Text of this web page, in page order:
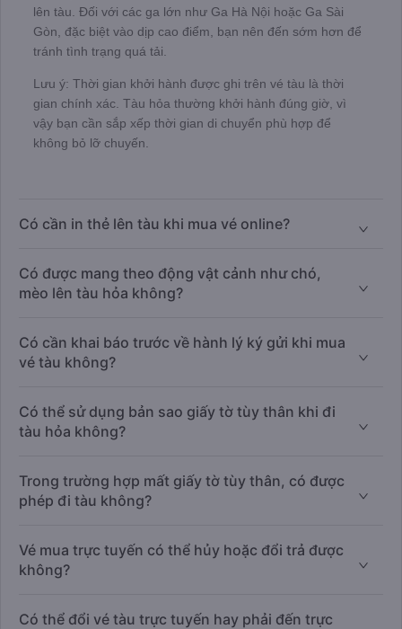
lên tàu. Đối với các ga lớn như Ga Hà Nội hoặc Ga Sài
Gòn, đặc biệt vào dịp cao điểm, bạn nên đến sớm hơn để
tránh tình trạng quá tải.
Lưu ý: Thời gian khởi hành được ghi trên vé tàu là thời
gian chính xác. Tàu hỏa thường khởi hành đúng giờ, vì
vậy bạn cần sắp xếp thời gian di chuyển phù hợp để
không bỏ lỡ chuyến.
Có cần in thẻ lên tàu khi mua vé online?
Có được mang theo động vật cảnh như chó,
mèo lên tàu hỏa không?
Có cần khai báo trước về hành lý ký gửi khi mua
vé tàu không?
Có thể sử dụng bản sao giấy tờ tùy thân khi đi
tàu hỏa không?
Trong trường hợp mất giấy tờ tùy thân, có được
phép đi tàu không?
Vé mua trực tuyến có thể hủy hoặc đổi trả được
không?
Có thể đổi vé tàu trực tuyến hay phải đến trực